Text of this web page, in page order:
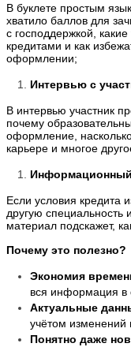
В буклете простым
хватило баллов для
с господдержкой,
кредитами и как
оформлении;
Интервью с
В интервью участник
почему
оформление,
карьере и многое
Информационный
Если условия кредита
другую специальность
материал подскажет,
Почему это полезно?
Экономия
вся информация в
Актуальные
учётом изменений
Понятно даже